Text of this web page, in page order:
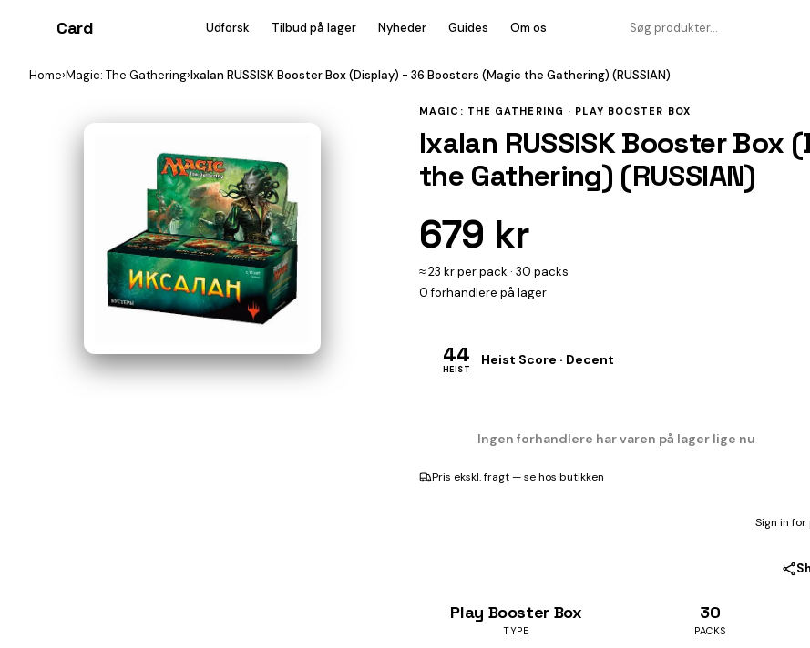
Card Udforsk Tilbud på lager Nyheder Guides Om os
Home›Magic: The Gathering›Ixalan RUSSISK Booster Box (Display) - 36 Boosters (Magic the Gathering) (RUSSIAN)
MAGIC: THE GATHERING · PLAY BOOSTER BOX
Ixalan RUSSISK Booster
the Gathering) (RUSSIAN)
679 kr
≈ 23 kr per pack · 30 packs
0 forhandlere på lager
44
HEIST
Heist Score · Decent
Ingen forhandlere har varen på lager lige nu
Pris ekskl. fragt — se hos butikken
Sign in
Play Booster Box
TYPE
30
PACKS